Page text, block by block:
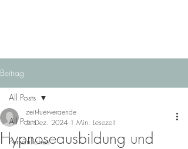
Beitrag
All Posts
Persönliches
All Posts
Hypnoseausbildung und
zeit-fuer-veraende
5. Dez. 2024 1 Min. Lesezeit